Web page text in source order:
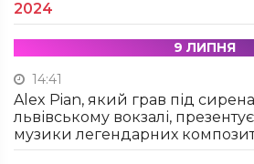
2024
9 ЛИПНЯ
14:41
Alex Pian, який грав під
львівському вокзалі,
музики легендарних